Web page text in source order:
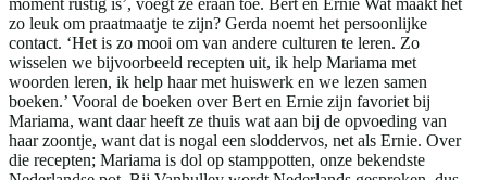
zo leuk om praatmaatje te zijn? Gerda noemt het persoonlijke
contact. ‘Het is zo mooi om van andere culturen te leren. Zo
wisselen we bijvoorbeeld recepten uit, ik help Mariama met
woorden leren, ik help haar met huiswerk en we lezen samen
boeken.’ Vooral de boeken over Bert en Ernie zijn favoriet bij
Mariama, want daar heeft ze thuis wat aan bij de opvoeding van
haar zoontje, want dat is nogal een sloddervos, net als Ernie. Over
die recepten; Mariama is dol op stamppotten, onze bekendste